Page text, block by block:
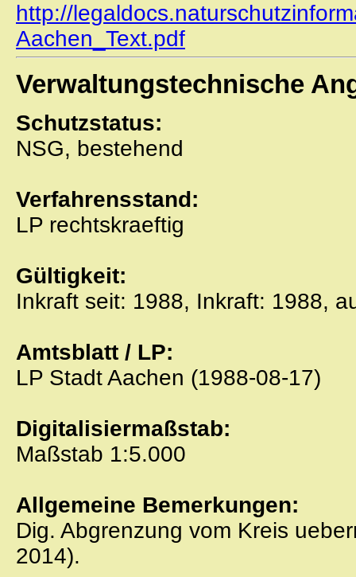
http://
Aachen_Text.pdf
Verwaltungstechnische
Schutzstatus:
NSG, bestehend
Verfahrensstand:
LP rechtskraeftig
Gültigkeit:
Inkraft seit: 1988, Inkraft: 1988,
Amtsblatt / LP:
LP Stadt Aachen (1988-08-17)
Digitalisiermaßstab:
Maßstab 1:5.000
Allgemeine Bemerkungen:
Dig. Abgrenzung vom Kreis
2014).